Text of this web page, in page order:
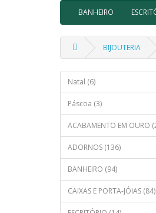
BANHEIRO
BIJOUTERIA
Natal (6)
Páscoa (3)
ACABAMENTO EM OURO
ADORNOS (136)
BANHEIRO (94)
CAIXAS E PORTA-JÓIAS (84)